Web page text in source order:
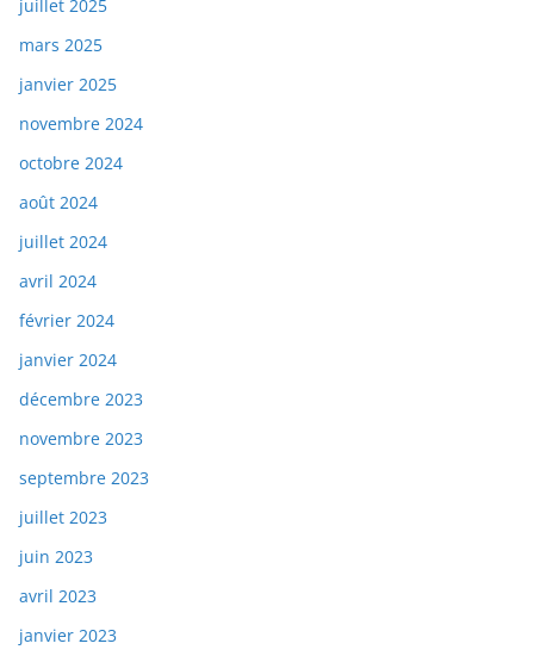
juillet 2025
mars 2025
janvier 2025
novembre 2024
octobre 2024
août 2024
juillet 2024
avril 2024
février 2024
janvier 2024
décembre 2023
novembre 2023
septembre 2023
juillet 2023
juin 2023
avril 2023
janvier 2023